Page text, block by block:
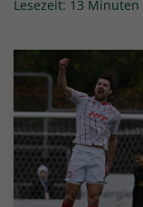
Lesezeit: 13 Minuten